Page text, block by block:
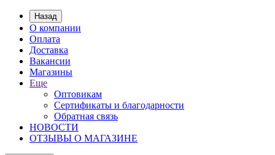
Назад
О компании
Оплата
Доставка
Вакансии
Магазины
Еще
Оптовикам
Сертификаты и благодарности
Обратная связь
НОВОСТИ
ОТЗЫВЫ О МАГАЗИНЕ